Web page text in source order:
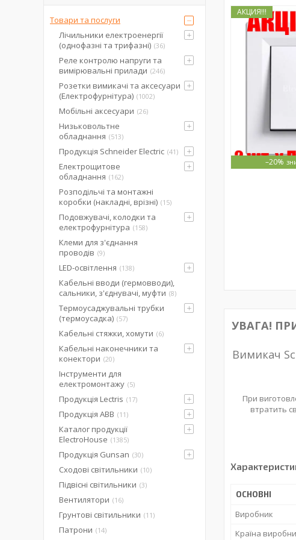
–20%
АКЦИЯ!!!
УВАГА!
Вимикач
При
втратить
ОСНОВНІ
Виробник
Країна
Товари та послуги
Лічильники електроенергії
(однофазні та трифазні) 36
Реле контролю напруги та
вимірювальні прилади 246
Розетки вимикачі та аксесуари
(Електрофурнітура) 1002
Мобільні аксесуари 26
Низьковольтне
обладнання
513
Продукція Schneider Electric 41
Електрощитове
обладнання
162
Розподільчі та монтажні
коробки (накладні, врізні) 15
Подовжувачі, колодки та
електрофурнітура
158
Клеми для з'єднання
проводів 9
LED-освітлення 138
Кабельні вводи (гермовводи),
сальники, з'єднувачі, муфти 8
Термоусаджувальні трубки
(термоусадка) 57
Кабельні стяжки, хомути 6
Кабельні наконечники та
конектори 20
Інструменти для
електромонтажу 5
Продукція Lectris 17
Продукція ABB 11
Каталог продукції
ElectroHouse
1385
Продукція Gunsan 30
Сходові світильники 10
Підвісні світильники 3
Вентилятори 16
Грунтові світильники 11
Патрони 14